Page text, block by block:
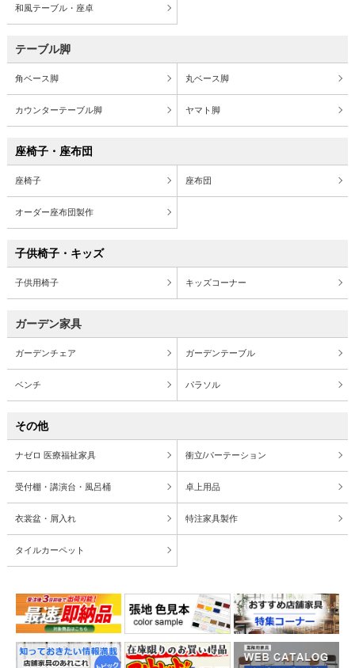
和風テーブル・座卓
テーブル脚
角ベース脚 丸ベース脚
カウンターテーブル脚 ヤマト脚
座椅子・座布団
座椅子 座布団
オーダー座布団製作
子供椅子・キッズ
子供用椅子 キッズコーナー
ガーデン家具
ガーデンチェア ガーデンテーブル
ベンチ パラソル
その他
ナゼロ 医療福祉家具 衝立/パーテーション
受付棚・講演台・風呂桶 卓上用品
衣裳盆・屑入れ 特注家具製作
タイルカーペット